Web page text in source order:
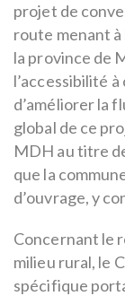
projet de
route menant à
la province de
l’accessibilité
d’améliorer la
global de ce
MDH au titre
que la
d’ouvrage, y
Concernant le
milieu rural, le
spécifique